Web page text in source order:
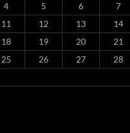
4 5 6 7
11 12 13 14
18 19 20 21
25 26 27 28